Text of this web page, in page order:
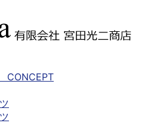
CONCEPT